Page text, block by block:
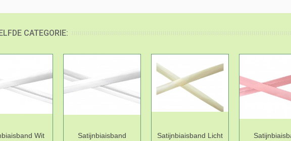
CATEGORIE:
Wit
Satijnbiaisband
Satijnbiaisband Licht